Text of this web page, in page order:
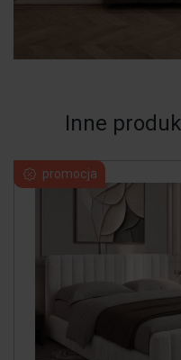
Inne
promocja